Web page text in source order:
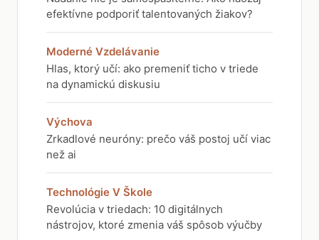
efektívne podporiť talentovaných žiakov?
Moderné Vzdelávanie
Hlas, ktorý učí: ako premeniť ticho v triede
na dynamickú diskusiu
Výchova
Zrkadlové neuróny: prečo váš postoj učí viac
než ai
Technológie V Škole
Revolúcia v triedach: 10 digitálnych
nástrojov, ktoré zmenia váš spôsob výučby